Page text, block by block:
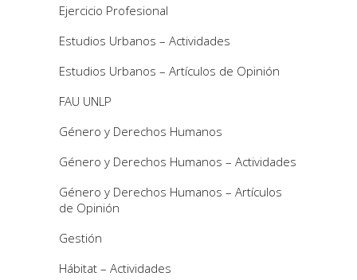
Ejercicio Profesional
Estudios Urbanos – Actividades
Estudios Urbanos – Artículos de Opinión
FAU UNLP
Género y Derechos Humanos
Género y Derechos Humanos – Actividades
Género y Derechos Humanos – Artículos
de Opinión
Gestión
Hábitat – Actividades